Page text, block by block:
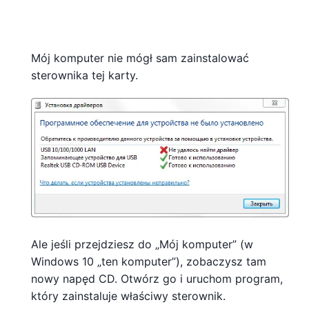
Mój komputer nie mógł sam zainstalować
sterownika tej karty.
Ale jeśli przejdziesz do „Mój komputer” (w
Windows 10 „ten komputer”), zobaczysz tam
nowy napęd CD. Otwórz go i uruchom program,
który zainstaluje właściwy sterownik.